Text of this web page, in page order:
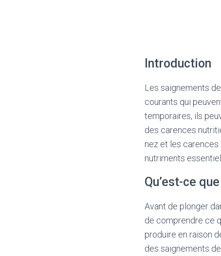
Introduction
Les saignements
courants qui
temporaires, ils
des carences
nez et les
nutriments
Qu’est-ce
Avant de plonger
de comprendre ce
produire en raison
des saignements